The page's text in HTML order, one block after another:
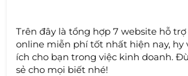
Trên đây là tổng hợp 7 website hỗ
online miễn phí tốt nhất hiện nay, hy
ích cho bạn trong việc kinh doanh.
sẻ cho mọi biết nhé!